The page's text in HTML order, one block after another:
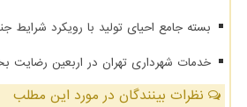
بسته جامع احیای تولید با رویکرد شرایط
خدمات شهرداری تهران در اربعین رضایت
نظرات بینندگان در مورد این مطلب